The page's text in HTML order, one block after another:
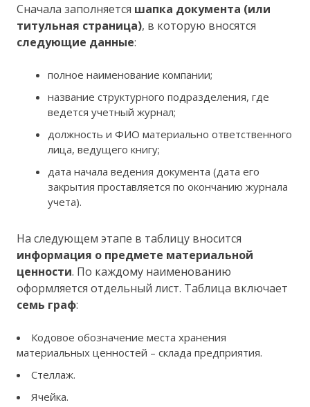
Сначала заполняется шапка документа (или
титульная страница), в которую вносятся
следующие данные:
полное наименование компании;
название структурного подразделения, где
ведется учетный журнал;
должность и ФИО материально ответственного
лица, ведущего книгу;
дата начала ведения документа (дата его
закрытия проставляется по окончанию журнала
учета).
На следующем этапе в таблицу вносится
информация о предмете материальной
ценности. По каждому наименованию
оформляется отдельный лист. Таблица включает
семь граф:
Кодовое обозначение места хранения
материальных ценностей – склада предприятия.
Стеллаж.
Ячейка.